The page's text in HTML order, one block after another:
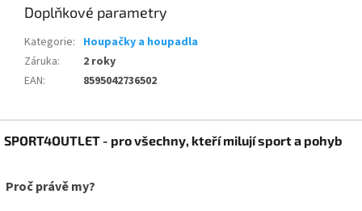
Doplňkové parametry
Kategorie: Houpačky a houpadla
Záruka:
2 roky
EAN: 8595042736502
á
a
SPORT4OUTLET - pro všechny, kteří milují sport a pohyb
Proč právě my?